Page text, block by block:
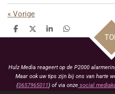
« Vorige
D
e
D
e
S
h
D
e
Hulz Media reageert op de P2000
Maar ook uw tips zijn bij ons van harte
(0657965011) of via onzesocial